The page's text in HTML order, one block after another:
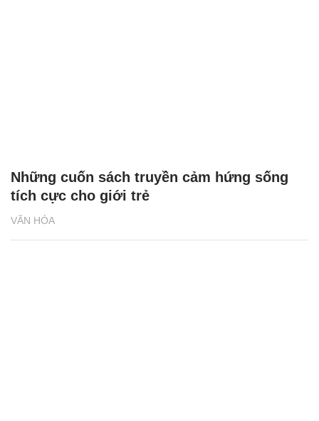
VĂN HÓA
Những cuốn sách truyền cảm hứng sống
tích cực cho giới trẻ